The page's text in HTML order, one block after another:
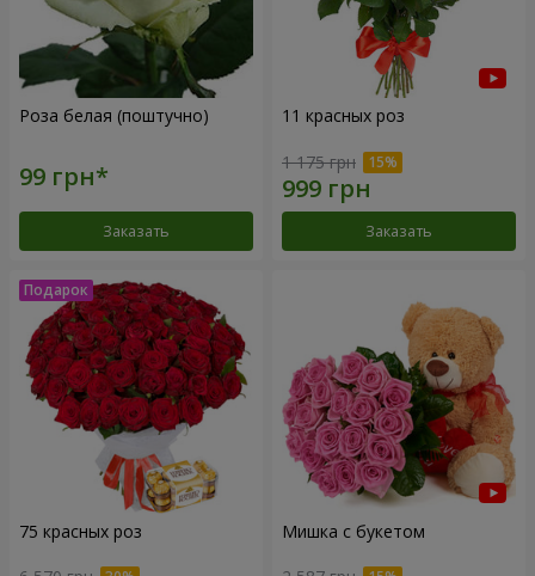
Роза белая (поштучно)
Заказать
11 красных роз
1 175 грн
Заказать
75 красных роз Мишка с букетом